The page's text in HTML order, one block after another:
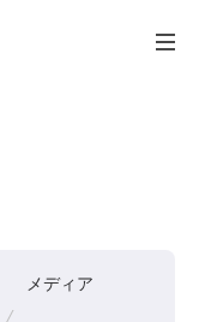
メディア